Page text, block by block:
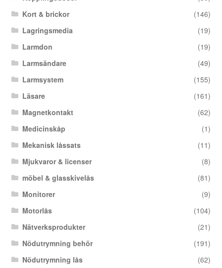
Kort & brickor
(146)
Lagringsmedia
(19)
Larmdon
(19)
Larmsändare
(49)
Larmsystem
(155)
Läsare
(161)
Magnetkontakt
(62)
Medicinskåp
(1)
Mekanisk låssats
(11)
Mjukvaror & licenser
(8)
möbel & glasskivelås
(81)
Monitorer
(9)
Motorlås
(104)
Nätverksprodukter
(21)
Nödutrymning behör
(191)
Nödutrymning lås
(62)